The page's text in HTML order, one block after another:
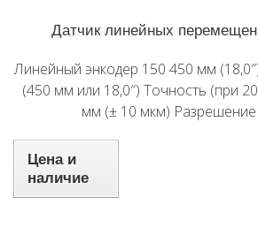
Датчик линейных
Линейный энкодер 150 450 мм
(450 мм или 18,0″) Точность (при
мм (± 10 мкм)
Цена и
наличие